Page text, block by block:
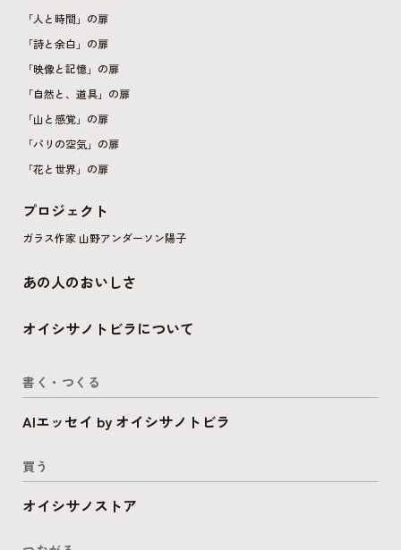
「人と時間」の扉
「詩と余白」の扉
「映像と記憶」の扉
「自然と、道具」の扉
「山と感覚」の扉
「パリの空気」の扉
「花と世界」の扉
プロジェクト
ガラス作家 山野アンダーソン陽子
あの人のおいしさ
オイシサノトビラについて
書く・つくる
AIエッセイ by オイシサノトビラ
買う
オイシサノストア